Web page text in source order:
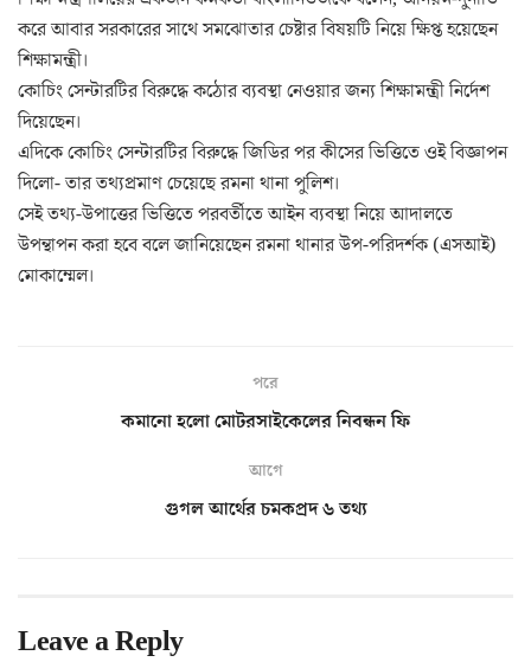
করে আবার সরকারের সাথে সমঝোতার চেষ্টার বিষয়টি নিয়ে ক্ষিপ্ত হয়েছেন
শিক্ষামন্ত্রী।
কোচিং সেন্টারটির বিরুদ্ধে কঠোর ব্যবস্থা নেওয়ার জন্য শিক্ষামন্ত্রী নির্দেশ
দিয়েছেন।
এদিকে কোচিং সেন্টারটির বিরুদ্ধে জিডির পর কীসের ভিত্তিতে ওই বিজ্ঞাপন
দিলো- তার তথ্যপ্রমাণ চেয়েছে রমনা থানা পুলিশ।
সেই তথ্য-উপাত্তের ভিত্তিতে পরবর্তীতে আইন ব্যবস্থা নিয়ে আদালতে
উপন্থাপন করা হবে বলে জানিয়েছেন রমনা থানার উপ-পরিদর্শক (এসআই)
মোকাম্মেল।
পরে
কমানো হলো মোটরসাইকেলের নিবন্ধন ফি
আগে
গুগল আর্থের চমকপ্রদ ৬ তথ্য
Leave a Reply